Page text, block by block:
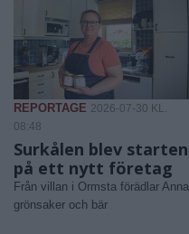
REPORTAGE 2026-07-30 KL.
08:48
Surkålen blev starten
på ett nytt företag
Från villan i Ormsta förädlar Anna
grönsaker och bär